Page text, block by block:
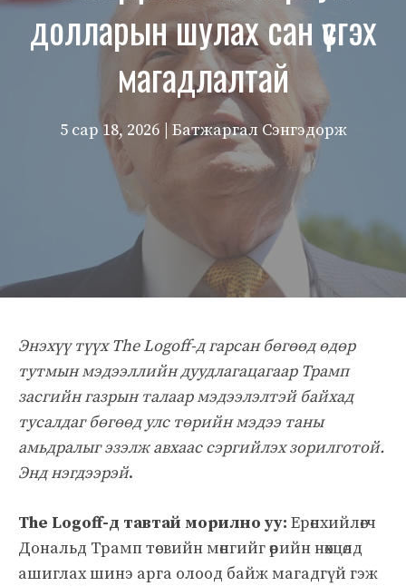
долларын шулах сан үүсгэх
магадлалтай
5 сар 18, 2026 | Батжаргал Сэнгэдорж
Энэхүү түүх The Logoff-д гарсан бөгөөд өдөр
тутмын мэдээллийн дуудлагацагаар Трамп
засгийн газрын талаар мэдээлэлтэй байхад
тусалдаг бөгөөд улс төрийн мэдээ таны
амьдралыг эзэлж авхаас сэргийлэх зорилготой.
Энд нэгдээрэй.
The Logoff-д тавтай морилно уу: Ерөнхийлөгч
Дональд Трамп төсвийн мөнгийг өөрийн нөхцөлд
ашиглах шинэ арга олоод байж магадгүй гэж